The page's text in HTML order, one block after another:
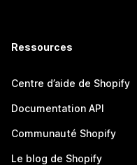
Ressources
Centre d’aide de Shopify
Documentation API
Communauté Shopify
Le blog de Shopify